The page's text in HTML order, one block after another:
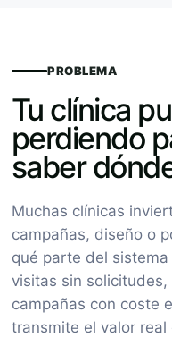
PROBLEMA
Tu clínica
perdiendo
saber
Muchas clínicas
campañas, diseño o
qué parte del
visitas sin
campañas con coste
transmite el valor